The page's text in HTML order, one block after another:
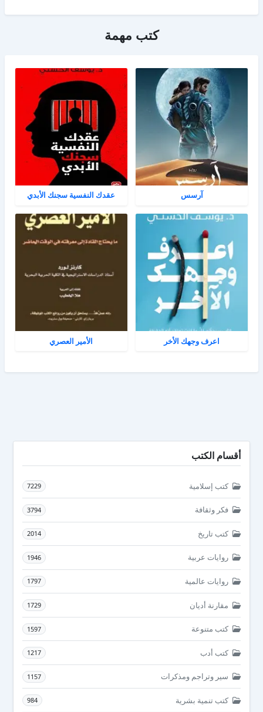
كتب مهمة
آرسس عقدك النفسية سجنك الأبدي
اعرف وجهك الأخر الأمير العصري
أقسام الكتب
كتب إسلامية 7229
فكر وثقافة 3794
كتب تاريخ 2014
روايات عربية 1946
روايات عالمية 1797
مقارنة أديان 1729
كتب متنوعة 1597
كتب أدب 1217
سير وتراجم ومذكرات 1157
كتب تنمية بشرية 984